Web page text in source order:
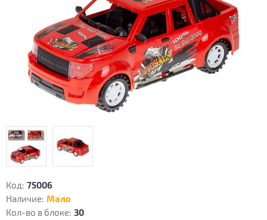
Код: 75006
Наличие: Мало
Кол-во в блоке: 30